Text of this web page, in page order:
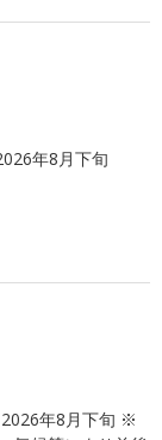
年8月下旬
年8月下旬 ※